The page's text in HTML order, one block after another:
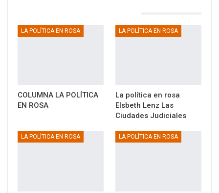
LA POLÍTICA EN ROSA
COLUMNA LA POLÍTICA
EN ROSA
LA POLÍTICA EN ROSA
La política en rosa
Elsbeth Lenz Las
Ciudades Judiciales
LA POLÍTICA EN ROSA LA POLÍTICA EN ROSA